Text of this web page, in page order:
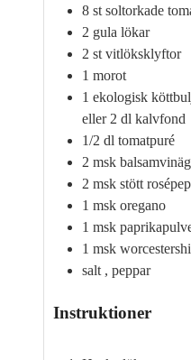
8 st soltorkade
2 gula lökar
2 st vitlöksklyftor
1 morot
1 ekologisk
eller 2 dl kalvfond
1/2 dl tomatpuré
2 msk
2 msk stött
1 msk oregano
1 msk
1 msk
salt , peppar
Instruktioner